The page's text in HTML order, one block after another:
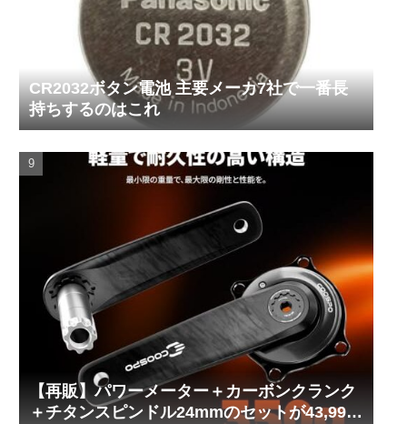
CR2032ボタン電池 主要メーカ7社で一番長
持ちするのはこれ
【再販】パワーメーター＋カーボンクランク
＋チタンスピンドル24mmのセットが43,999